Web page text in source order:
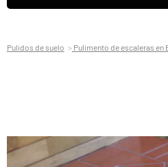
Pulidos de suelo Pulimento de escaleras en